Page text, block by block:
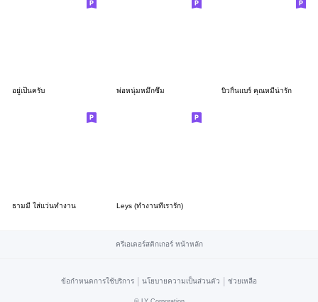
อยู่เป็นครับ พ่อหนุ่มหมึกซึม บิวกิ้นแบร์ คุณหมีน่ารัก
ธามมี่ ใส่แว่นทำงาน Leys (ทำงานที่เรารัก)
ครีเอเตอร์สติกเกอร์ หน้าหลัก
ข้อกำหนดการใช้บริการ | นโยบายความเป็นส่วนตัว | ช่วยเหลือ